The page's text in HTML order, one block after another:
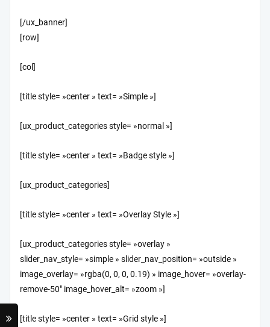
[/ux_banner]
[row]
[col]
[title style= »center » text= »Simple »]
[ux_product_categories style= »normal »]
[title style= »center » text= »Badge style »]
[ux_product_categories]
[title style= »center » text= »Overlay Style »]
[ux_product_categories style= »overlay »
slider_nav_style= »simple » slider_nav_position= »outside »
image_overlay= »rgba(0, 0, 0, 0.19) » image_hover= »overlay-
remove-50″ image_hover_alt= »zoom »]
[title style= »center » text= »Grid style »]